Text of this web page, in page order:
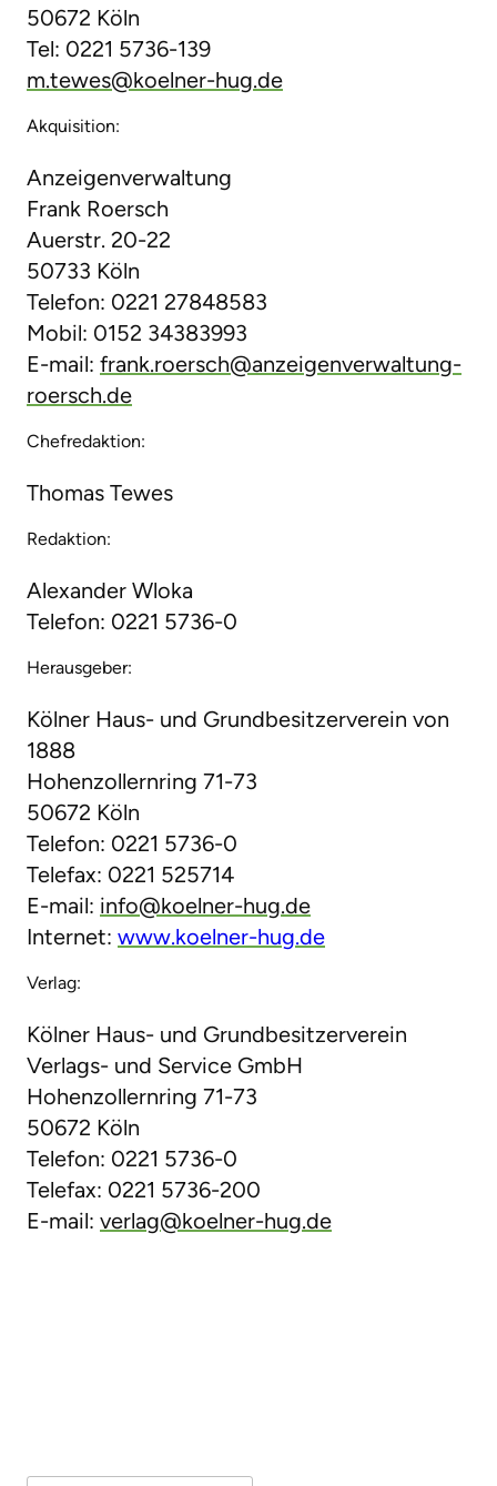
50672 Köln
Tel: 0221 5736-139
m.tewes@koelner-hug.de
Akquisition:
Anzeigenverwaltung
Frank Roersch
Auerstr. 20-22
50733 Köln
Telefon: 0221 27848583
Mobil: 0152 34383993
E-mail: frank.roersch@anzeigenverwaltung-
roersch.de
Chefredaktion:
Thomas Tewes
Redaktion:
Alexander Wloka
Telefon: 0221 5736-0
Herausgeber:
Kölner Haus- und Grundbesitzerverein von
1888
Hohenzollernring 71-73
50672 Köln
Telefon: 0221 5736-0
Telefax: 0221 525714
E-mail: info@koelner-hug.de
Internet: www.koelner-hug.de
Verlag:
Kölner Haus- und Grundbesitzerverein
Verlags- und Service GmbH
Hohenzollernring 71-73
50672 Köln
Telefon: 0221 5736-0
Telefax: 0221 5736-200
E-mail: verlag@koelner-hug.de